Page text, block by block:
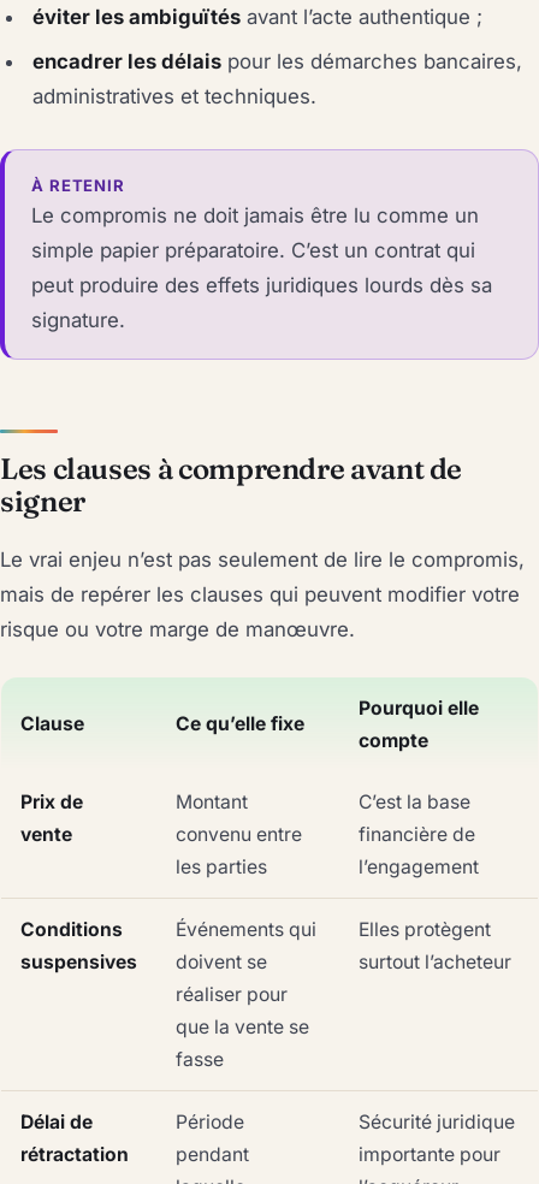
éviter les ambiguïtés avant l’acte authentique ;
encadrer les délais pour les démarches bancaires,
administratives et techniques.
À RETENIR
Le compromis ne doit jamais être lu comme un
simple papier préparatoire. C’est un contrat qui
peut produire des effets juridiques lourds dès sa
signature.
Les clauses à comprendre avant de
signer
Le vrai enjeu n’est pas seulement de lire le compromis,
mais de repérer les clauses qui peuvent modifier votre
risque ou votre marge de manœuvre.
Clause Ce qu’elle fixe
Pourquoi elle
compte
Prix de
vente
Montant
convenu entre
les parties
C’est la base
financière de
l’engagement
Conditions
suspensives
Événements qui
doivent se
réaliser pour
que la vente se
fasse
Elles protègent
surtout l’acheteur
Délai de
rétractation
Période
pendant
Sécurité juridique
importante pour